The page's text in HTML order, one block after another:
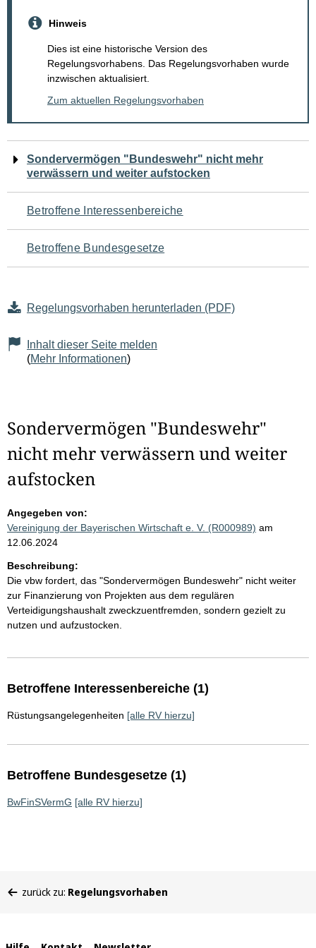
Hinweis
Dies ist eine historische Version des
Regelungsvorhabens. Das Regelungsvorhaben wurde
inzwischen aktualisiert.
Zum aktuellen Regelungsvorhaben
Navigation
für
den
Seiteninhalt
Sondervermögen "Bundeswehr" nicht mehr
verwässern und weiter aufstocken
Betroffene Interessenbereiche
Betroffene Bundesgesetze
Regelungsvorhaben herunterladen (PDF)
Inhalt dieser Seite melden
(Mehr Informationen)
Sondervermögen "Bundeswehr"
nicht mehr verwässern und weiter
aufstocken
Angegeben von:
Vereinigung der Bayerischen Wirtschaft e. V. (R000989) am
12.06.2024
Beschreibung:
Die vbw fordert, das "Sondervermögen Bundeswehr" nicht weiter
zur Finanzierung von Projekten aus dem regulären
Verteidigungshaushalt zweckzuentfremden, sondern gezielt zu
nutzen und aufzustocken.
Betroffene Interessenbereiche (1)
Rüstungsangelegenheiten [alle RV hierzu]
Betroffene Bundesgesetze (1)
BwFinSVermG [alle RV hierzu]
befinden
zurück zu: Regelungsvorhaben